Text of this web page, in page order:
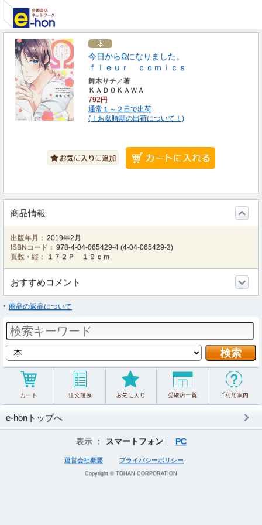
今日からΩになりました。
ｆｌｅｕｒ ｃｏｍｉｃｓ
舞木サチ／著
ＫＡＤＯＫＡＷＡ
792円
通常１～２日で出荷
(！お盆時期の出荷について！)
商品情報
出版年月： 2019年2月
ISBNコード： 978-4-04-065429-4 (4-04-065429-3)
頁数・縦：
１７２Ｐ １９ｃｍ
おすすめコメント
商品の返品について
e-honトップへ
表示 ： スマートフォン PC
運営会社概要 プライバシーポリシー
Copyright © TOHAN CORPORATION